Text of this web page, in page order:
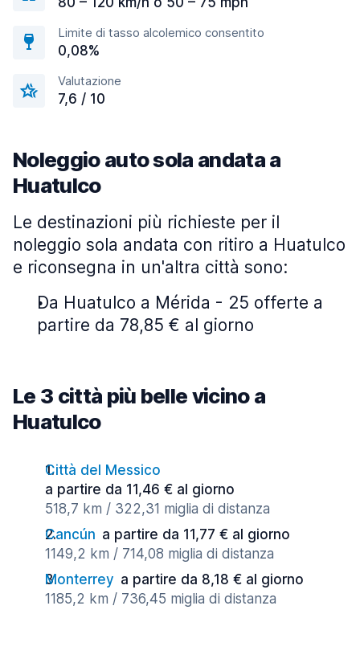
Limite di tasso alcolemico consentito
0,08%
Valutazione
7,6 / 10
Noleggio auto sola andata a
Huatulco
Le destinazioni più richieste per il
noleggio sola andata con ritiro a Huatulco
e riconsegna in un'altra città sono:
Da Huatulco a Mérida - 25 offerte a
partire da 78,85 € al giorno
Le 3 città più belle vicino a
Huatulco
Città del Messico
a partire da 11,46 € al giorno
518,7 km / 322,31 miglia di distanza
Cancún a partire da 11,77 € al giorno
1149,2 km / 714,08 miglia di distanza
Monterrey a partire da 8,18 € al giorno
1185,2 km / 736,45 miglia di distanza